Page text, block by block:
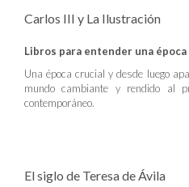
Carlos III y La Ilustración
Libros para entender una época
Una época crucial y desde luego
mundo cambiante y rendido al
contemporáneo.
El siglo de Teresa de Ávila